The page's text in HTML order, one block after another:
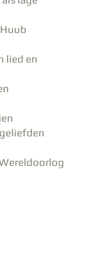
lied en